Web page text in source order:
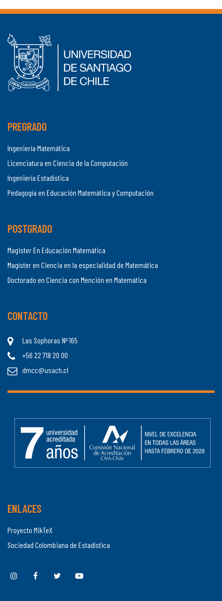
PREGRADO
Ingeniería Matemática
Licenciatura en Ciencia de la Computación
Ingeniería Estadística
Pedagogía en Educación Matemática y Computación
POSTGRADO
Magister En Educación Matemática
Magíster en Ciencia en la especialidad de Matemática
Doctorado en Ciencia con Mención en Matemática
CONTACTO
Las Sophoras Nº 165
+56 22 718 20 00
dmcc@usach.cl
ENLACES
Proyecto MikTeX
Sociedad Colombiana de Estadística